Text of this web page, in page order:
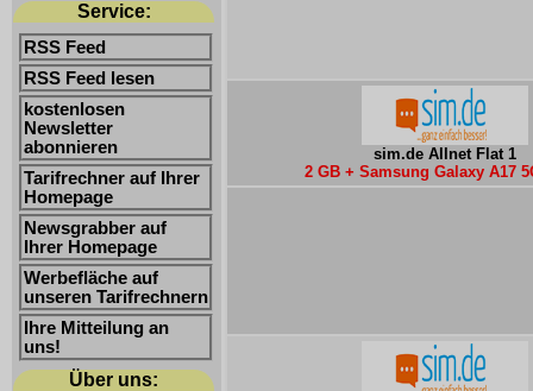
Service:
RSS Feed
RSS Feed lesen
kostenlosen
Newsletter
abonnieren
Tarifrechner auf Ihrer
Homepage
Newsgrabber auf
Ihrer Homepage
Werbefläche auf
unseren Tarifrechnern
Ihre Mitteilung an
uns!
Über uns:
sim.de Allnet Flat 1
2 GB + Samsung Galaxy A17